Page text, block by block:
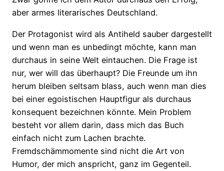
aber armes literarisches Deutschland.
Der Protagonist wird als Antiheld sauber dargestellt
und wenn man es unbedingt möchte, kann man
durchaus in seine Welt eintauchen. Die Frage ist
nur, wer will das überhaupt? Die Freunde um ihn
herum bleiben seltsam blass, auch wenn man dies
bei einer egoistischen Hauptfigur als durchaus
konsequent bezeichnen könnte. Mein Problem
besteht vor allem darin, dass mich das Buch
einfach nicht zum Lachen brachte.
Fremdschämmomente sind nicht die Art von
Humor, der mich anspricht, ganz im Gegenteil.